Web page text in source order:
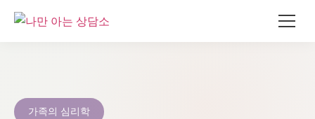
가족의 심리학